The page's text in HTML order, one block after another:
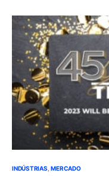
INDÚSTRIAS MERCADO